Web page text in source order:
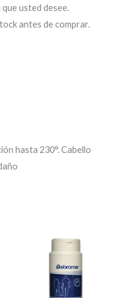
usted desee.
antes de comprar.
hasta 230°. Cabello